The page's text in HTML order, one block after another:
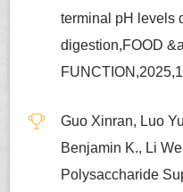
terminal pH levels
digestion,FOOD
Guo Xinran, Luo
Benjamin K., Li
Polysaccharide